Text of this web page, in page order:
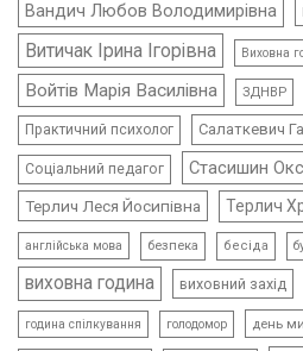
Вандич Любов Володимирівна
Витичак Ірина Ігорівна Виховна
Войтів Марія Василівна ЗДНВР
Практичний психолог Салаткевич
Соціальний педагог Стасишин
Терлич Леся Йосипівна Терлич
англійська мова безпека бесіда
виховна година виховний захід
година спілкування голодомор день